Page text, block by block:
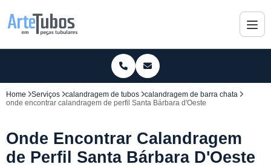
Home Serviços calandragem de tubos
calandragem de barra chata
onde encontrar calandragem de perfil Santa Bárbara d'Oeste
Onde Encontrar Calandragem
de Perfil Santa Bárbara D'Oeste